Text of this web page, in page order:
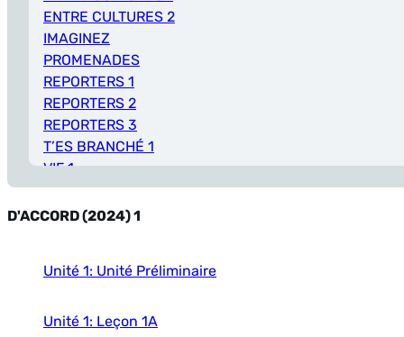
ENTRE CULTURES 2
IMAGINEZ
PROMENADES
REPORTERS 1
REPORTERS 2
REPORTERS 3
T’ES BRANCHÉ 1
VIF 1
D'ACCORD (2024) 1
Unité 1: Unité Préliminaire
Unité 1: Leçon 1A